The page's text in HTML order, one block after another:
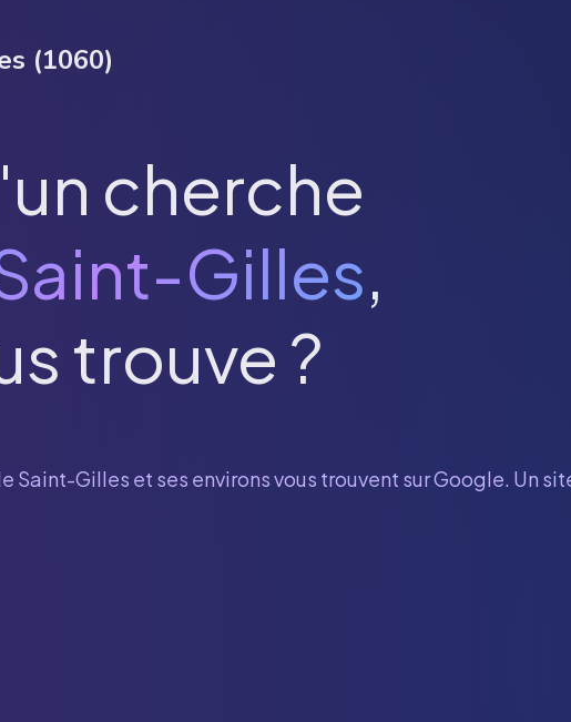
(1060)
cherche
Gilles,
trouve ?
Saint-Gilles et ses environs vous trouvent sur Google. Un